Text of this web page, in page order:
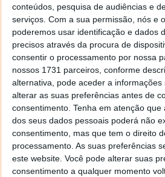
conteúdos, pesquisa de audiências e
serviços. Com a sua permissão, nós e
poderemos usar identificação e dados
precisos através da procura de
consentir o processamento por nossa
nossos 1731 parceiros, conforme
alternativa, pode aceder a
alterar as suas preferências antes de
consentimento. Tenha em atenção
dos seus dados pessoais poderá não
consentimento, mas que tem o direito
processamento. As suas preferências
este website. Você pode alterar suas
consentimento a qualquer momento
Vítor M.
7 de Novembro
@Reporter
Desculpa mas o link funciona.
o MSn Messenger 8.
Responder
Vítor M.
7 de Novembro de
@Rui
Tens de encontrar o que te falei.
janela iniciar e no topo dessa
rato faz propriedades. Depois no
clica no botão ‘Personalizar’
geral a opção para escolheres o